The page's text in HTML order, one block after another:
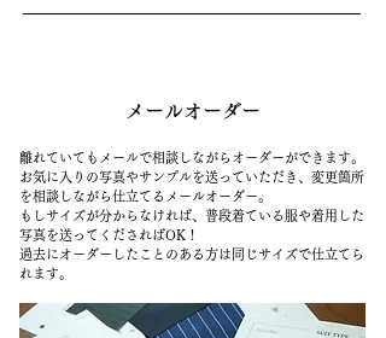
メールオーダー
離れていてもメールで相談しながらオーダーができます。
お気に入りの写真やサンプルを送っていただき、変更箇所
を相談しながら仕立てるメールオーダー。
もしサイズが分からなければ、普段着ている服や着用した
写真を送ってくださればOK！
過去にオーダーしたことのある方は同じサイズで仕立てら
れます。